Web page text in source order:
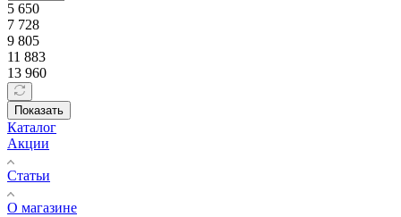
5 650
7 728
9 805
11 883
13 960
Показать
Каталог
Акции
Статьи
О магазине